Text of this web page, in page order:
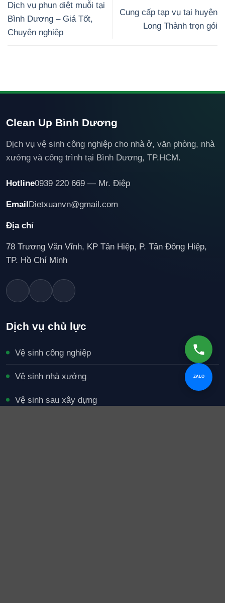
Dịch vụ phun diệt muỗi tại
Bình Dương – Giá Tốt,
Chuyên nghiệp
Cung cấp tạp vụ tại huyện
Long Thành trọn gói
Clean Up Bình Dương
Dịch vụ vệ sinh công nghiệp cho nhà ở, văn phòng, nhà
xưởng và công trình tại Bình Dương, TP.HCM.
Hotline0939 220 669 — Mr. Điệp
Email Dietxuanvn@gmail.com
Địa chỉ
78 Trương Văn Vĩnh, KP Tân Hiệp, P. Tân Đông Hiệp,
TP. Hồ Chí Minh
Dịch vụ chủ lực
Vệ sinh công nghiệp
Vệ sinh nhà xưởng
Vệ sinh sau xây dựng
ZALO